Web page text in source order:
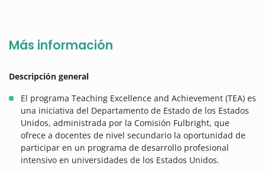
Más información
Descripción general
El programa Teaching Excellence and Achievement (TEA) es
una iniciativa del Departamento de Estado de los Estados
Unidos, administrada por la Comisión Fulbright, que
ofrece a docentes de nivel secundario la oportunidad de
participar en un programa de desarrollo profesional
intensivo en universidades de los Estados Unidos.